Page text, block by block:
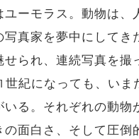
ーモラス。動物は、
写真家を夢中にしてき
せられ、連続写真を撮
世紀になっても、いま
いる。それぞれの動物
の面白さ、そして圧倒